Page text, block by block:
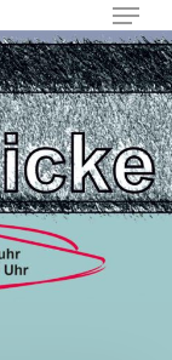
Close
Menu